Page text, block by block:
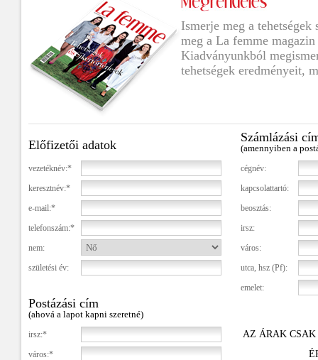
Ismerje meg a
meg a La femme
Kiadványunkból
tehetségek eredményeit,
Előfizetői adatok
Számlázási
(amennyiben a
vezetéknév:*
cégnév:
keresztnév:*
kapcsolattartó:
e-mail:*
beosztás:
telefonszám:*
irsz:
nem:
város:
születési év:
utca, hsz (Pf):
emelet:
Postázási cím
(ahová a lapot kapni szeretné)
irsz:* AZ ÁRAK
város:*